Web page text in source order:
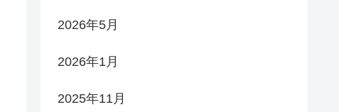
2026年5月
2026年1月
2025年11月